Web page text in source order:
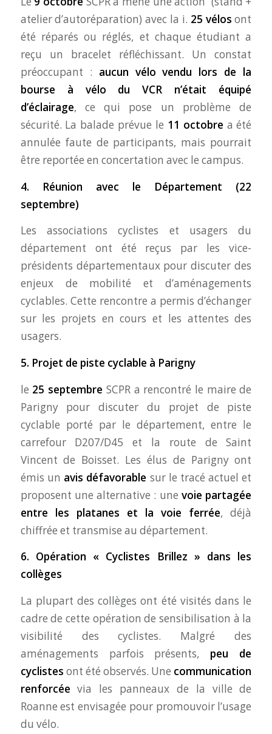
atelier d’autoréparation) avec la i. 25 vélos ont
été réparés ou réglés, et chaque étudiant a
reçu un bracelet réfléchissant. Un constat
préoccupant : aucun vélo vendu lors de la
bourse à vélo du VCR n’était équipé
d’éclairage, ce qui pose un problème de
sécurité. La balade prévue le 11 octobre a été
annulée faute de participants, mais pourrait
être reportée en concertation avec le campus.
4. Réunion avec le Département (22
septembre)
Les associations cyclistes et usagers du
département ont été reçus par les vice-
présidents départementaux pour discuter des
enjeux de mobilité et d’aménagements
cyclables. Cette rencontre a permis d’échanger
sur les projets en cours et les attentes des
usagers.
5. Projet de piste cyclable à Parigny
le 25 septembre SCPR a rencontré le maire de
Parigny pour discuter du projet de piste
cyclable porté par le département, entre le
carrefour D207/D45 et la route de Saint
Vincent de Boisset. Les élus de Parigny ont
émis un avis défavorable sur le tracé actuel et
proposent une alternative : unevoie partagée
entre les platanes et la voie ferrée, déjà
chiffrée et transmise au département.
6. Opération « Cyclistes Brillez » dans les
collèges
La plupart des collèges ont été visités dans le
cadre de cette opération de sensibilisation à la
visibilité des cyclistes. Malgré des
aménagements parfois présents, peu de
cyclistes ont été observés. Une communication
renforcée via les panneaux de la ville de
Roanne est envisagée pour promouvoir l’usage
du vélo.